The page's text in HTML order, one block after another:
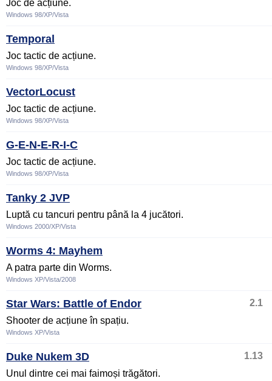
Joc de acțiune.
Windows 98/XP/Vista
Temporal
Joc tactic de acțiune.
Windows 98/XP/Vista
VectorLocust
Joc tactic de acțiune.
Windows 98/XP/Vista
G-E-N-E-R-I-C
Joc tactic de acțiune.
Windows 98/XP/Vista
Tanky 2 JVP
Luptă cu tancuri pentru până la 4 jucători.
Windows 2000/XP/Vista
Worms 4: Mayhem
A patra parte din Worms.
Windows XP/Vista/2008
Star Wars: Battle of Endor
2.1
Shooter de acțiune în spațiu.
Windows XP/Vista
Duke Nukem 3D
1.13
Unul dintre cei mai faimoși trăgători.